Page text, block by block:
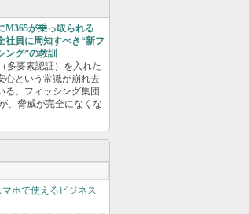
M365が乗っ取られる
員に周知すべき“新フ
ング”の教訓
多要素認証）を入れた
心という常識が崩れ去
る。フィッシング集団
、脅威が完全になくな
ホで使えるビジネス